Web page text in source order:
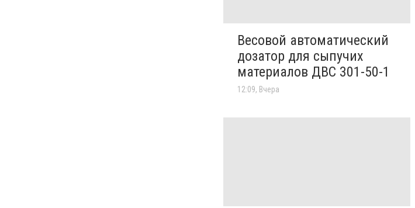
Весовой автоматический
дозатор для сыпучих
материалов ДВС 301-50-1
12:09, Вчера